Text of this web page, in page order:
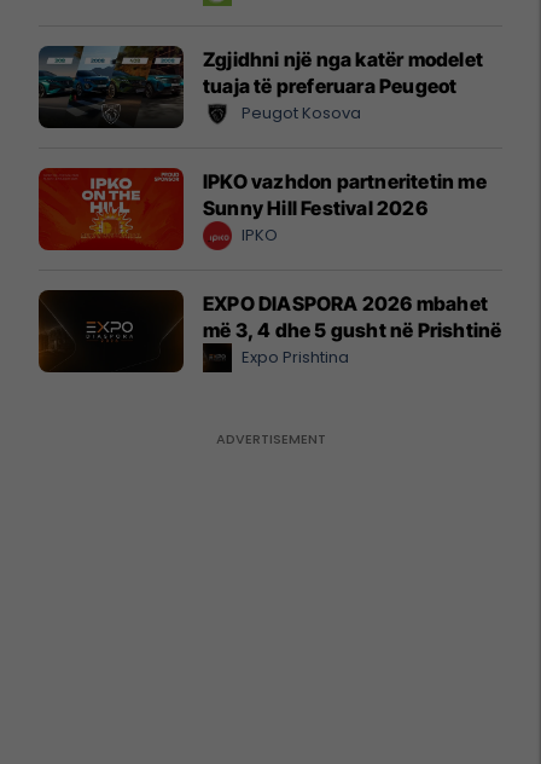
Zgjidhni një nga katër modelet
tuaja të preferuara Peugeot
Peugot Kosova
IPKO vazhdon partneritetin me
Sunny Hill Festival 2026
IPKO
EXPO DIASPORA 2026 mbahet
më 3, 4 dhe 5 gusht në Prishtinë
Expo Prishtina